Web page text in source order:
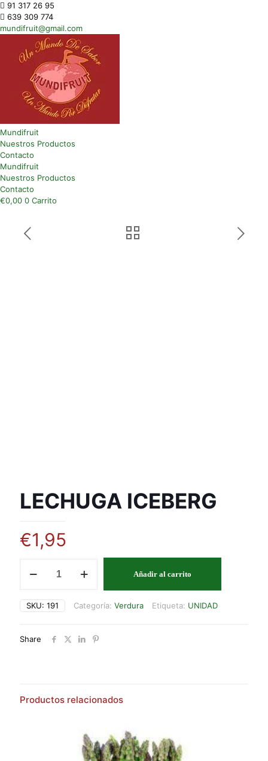
91 317 26 95
639 309 774
mundifruit@gmail.com
Mundifruit
Nuestros Productos
Contacto
Mundifruit
Nuestros Productos
Contacto
€0,00 0 Carrito
LECHUGA ICEBERG
€1,95
ICEBERG
Añadir al carrito
SKU: 191 Categoría: Verdura Etiqueta: UNIDAD
Share
Productos relacionados